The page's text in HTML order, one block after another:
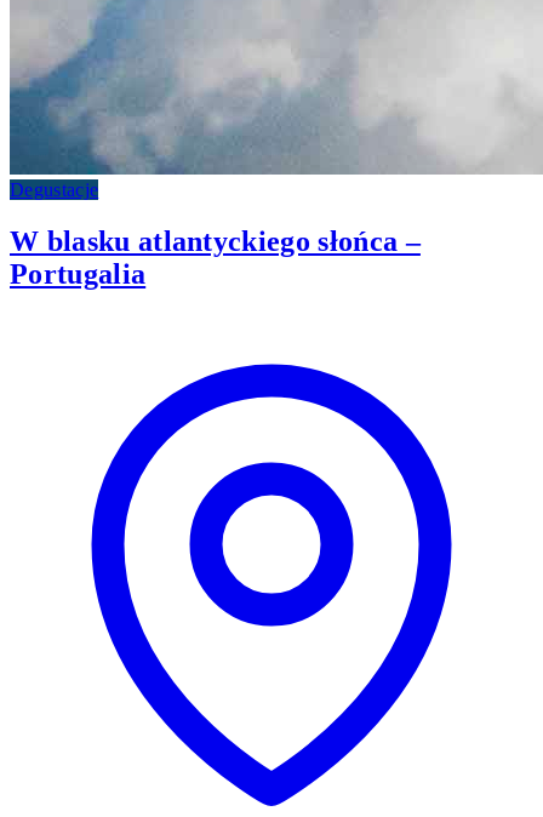
Degustacje
W blasku atlantyckiego słońca –
Portugalia